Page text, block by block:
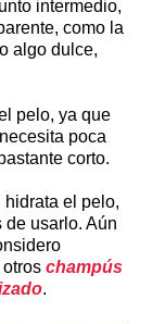
intermedio,
como la
algo dulce,
pelo, ya que
poca
corto.
hidrata el pelo,
de usarlo. Aún
champús
.